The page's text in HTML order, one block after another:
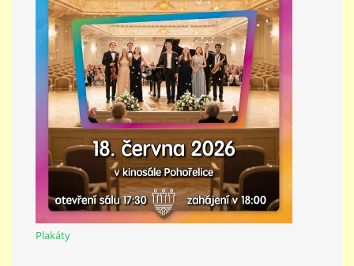
DOTACE
GDPR
ZUŠ Pohořelice
Školní 462
Pohořelice
691 23
Plakáty